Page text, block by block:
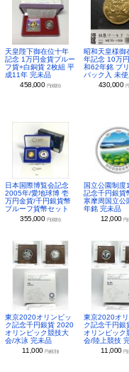
天皇陛下御在位十年
記念 1万円金貨プルー
フ貨+白銅貨 2枚組 平
成11年 完未品
458,000 円(税別)
昭和天皇様御
年記念 10万
和62年銘 ブ
パック入 未使
430,000
日本国際博覧会記念
2005年/愛地球博 壱
万円金貨/千円銀貨幣
プルーフ貨幣セット
355,000 円(税別)
国立公園制度
記念千円銀貨
寒摩周国立公
年銘 完未品
12,000 円
東京2020オリンピッ
ク記念千円銀貨 2020
オリンピック競技大
会/水泳 完未品
11,000円(税別)
東京2020オ
ク記念千円銀
オリンピック
会/陸上競技
11,000 円